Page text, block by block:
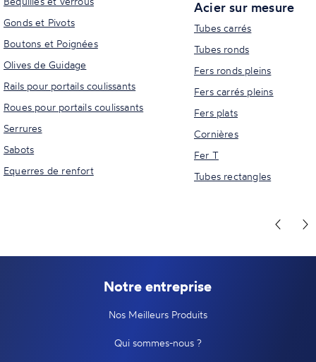
Gonds et Pivots
Boutons et Poignées
Olives de Guidage
Rails pour portails coulissants
Roues pour portails coulissants
Serrures
Sabots
Equerres de renfort
Acier sur mesure
Tubes carrés
Tubes ronds
Fers ronds pleins
Fers carrés pleins
Fers plats
Cornières
Fer T
Tubes rectangles
Notre entreprise
Nos Meilleurs Produits
Qui sommes-nous ?